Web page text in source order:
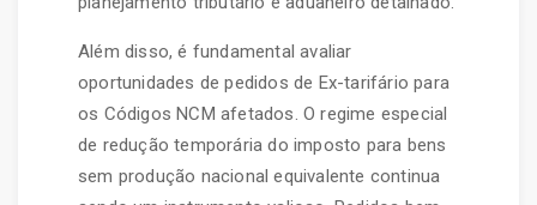
Além disso, é fundamental avaliar
oportunidades de pedidos de Ex-tarifário para
os Códigos NCM afetados. O regime especial
de redução temporária do imposto para bens
sem produção nacional equivalente continua